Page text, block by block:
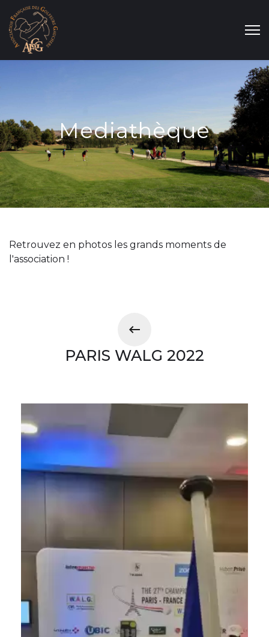
Mediathèque
Retrouvez en photos les grands moments de
l'association !
PARIS WALG 2022